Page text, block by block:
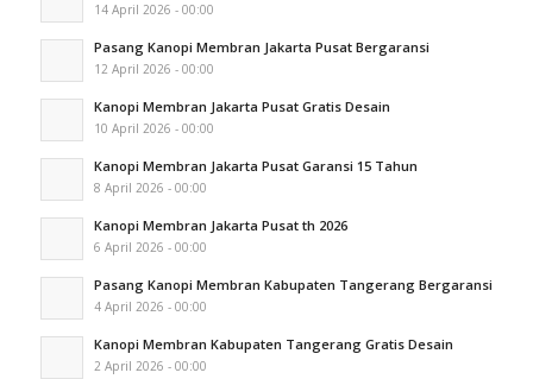
14 April 2026 - 00:00
Pasang Kanopi Membran Jakarta Pusat Bergaransi
12 April 2026 - 00:00
Kanopi Membran Jakarta Pusat Gratis Desain
10 April 2026 - 00:00
Kanopi Membran Jakarta Pusat Garansi 15 Tahun
8 April 2026 - 00:00
Kanopi Membran Jakarta Pusat th 2026
6 April 2026 - 00:00
Pasang Kanopi Membran Kabupaten Tangerang Bergaransi
4 April 2026 - 00:00
Kanopi Membran Kabupaten Tangerang Gratis Desain
2 April 2026 - 00:00